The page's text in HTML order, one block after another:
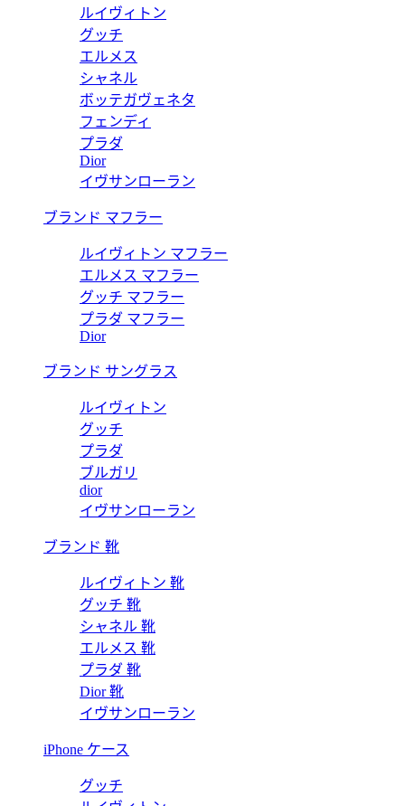
ルイヴィトン
グッチ
エルメス
シャネル
ボッテガヴェネタ
フェンディ
プラダ
Dior
イヴサンローラン
ブランド マフラー
ルイヴィトン マフラー
エルメス マフラー
グッチ マフラー
プラダ マフラー
Dior
ブランド サングラス
ルイヴィトン
グッチ
プラダ
ブルガリ
dior
イヴサンローラン
ブランド 靴
ルイヴィトン 靴
グッチ 靴
シャネル 靴
エルメス 靴
プラダ 靴
Dior 靴
イヴサンローラン
iPhone ケース
グッチ